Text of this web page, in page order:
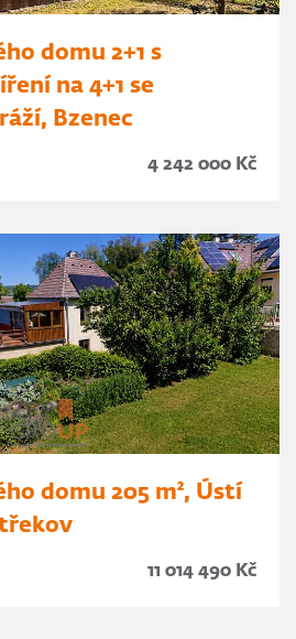
domu 2+1 s
na 4+1 se
Bzenec
4 242 000 Kč
domu 205 m², Ústí
11 014 490 Kč